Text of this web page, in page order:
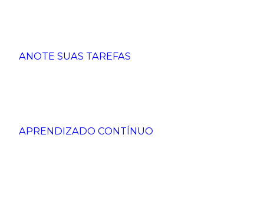
ANOTE SUAS TAREFAS
APRENDIZADO CONTÍNUO